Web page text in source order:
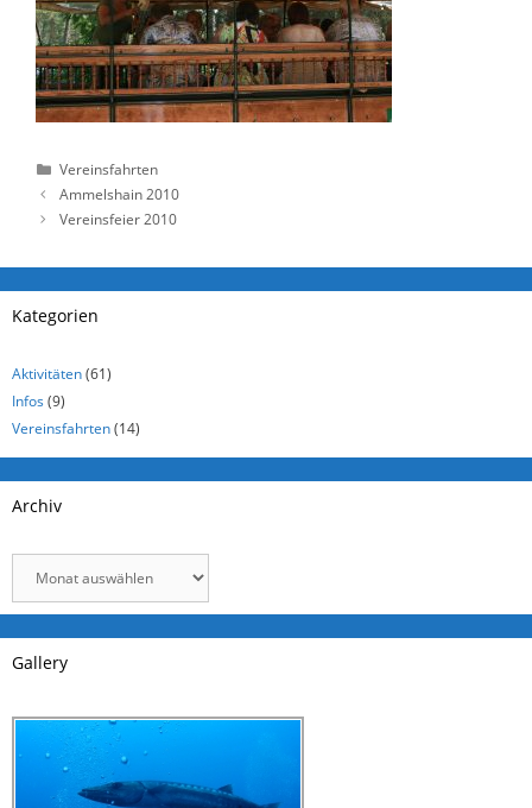
Kategorien
Vereinsfahrten
Ammelshain 2010
Vereinsfeier 2010
Kategorien
Aktivitäten(61)
Infos(9)
Vereinsfahrten(14)
Archiv
Gallery